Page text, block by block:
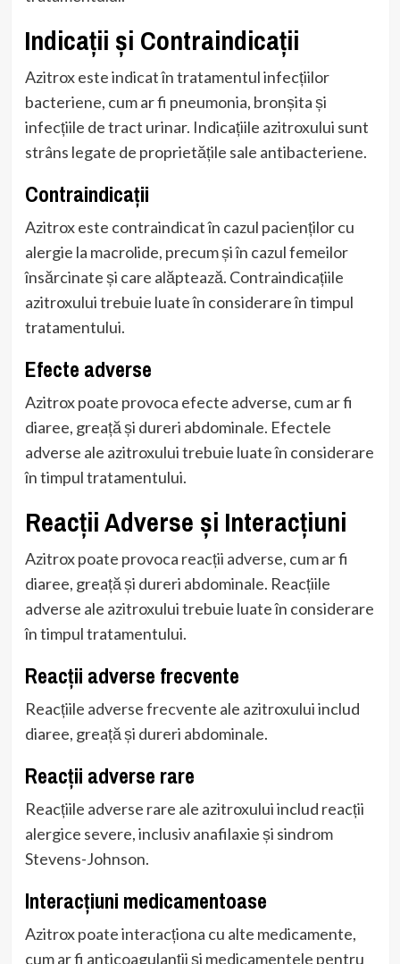
Indicații și Contraindicații
Azitrox este indicat în tratamentul infecțiilor
bacteriene, cum ar fi pneumonia, bronșita și
infecțiile de tract urinar. Indicațiile azitroxului sunt
strâns legate de proprietățile sale antibacteriene.
Contraindicații
Azitrox este contraindicat în cazul pacienților cu
alergie la macrolide, precum și în cazul femeilor
însărcinate și care alăptează. Contraindicațiile
azitroxului trebuie luate în considerare în timpul
tratamentului.
Efecte adverse
Azitrox poate provoca efecte adverse, cum ar fi
diaree, greață și dureri abdominale. Efectele
adverse ale azitroxului trebuie luate în considerare
în timpul tratamentului.
Reacții Adverse și Interacțiuni
Azitrox poate provoca reacții adverse, cum ar fi
diaree, greață și dureri abdominale. Reacțiile
adverse ale azitroxului trebuie luate în considerare
în timpul tratamentului.
Reacții adverse frecvente
Reacțiile adverse frecvente ale azitroxului includ
diaree, greață și dureri abdominale.
Reacții adverse rare
Reacțiile adverse rare ale azitroxului includ reacții
alergice severe, inclusiv anafilaxie și sindrom
Stevens-Johnson.
Interacțiuni medicamentoase
Azitrox poate interacționa cu alte medicamente,
cum ar fi anticoagulanții și medicamentele pentru